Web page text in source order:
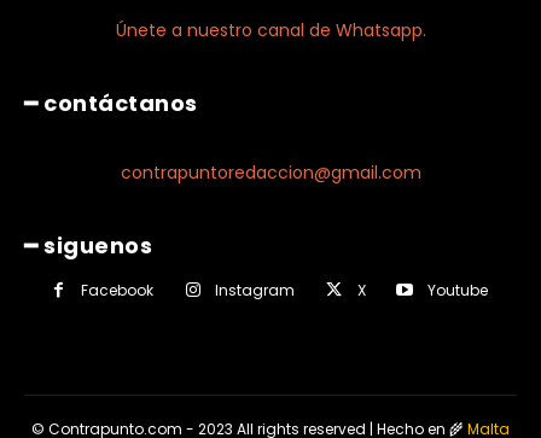
Únete a nuestro canal de Whatsapp.
━ contáctanos
contrapuntoredaccion@gmail.com
━ siguenos
Facebook Instagram X Youtube
© Contrapunto.com - 2023 All rights reserved | Hecho en 🌾Malta